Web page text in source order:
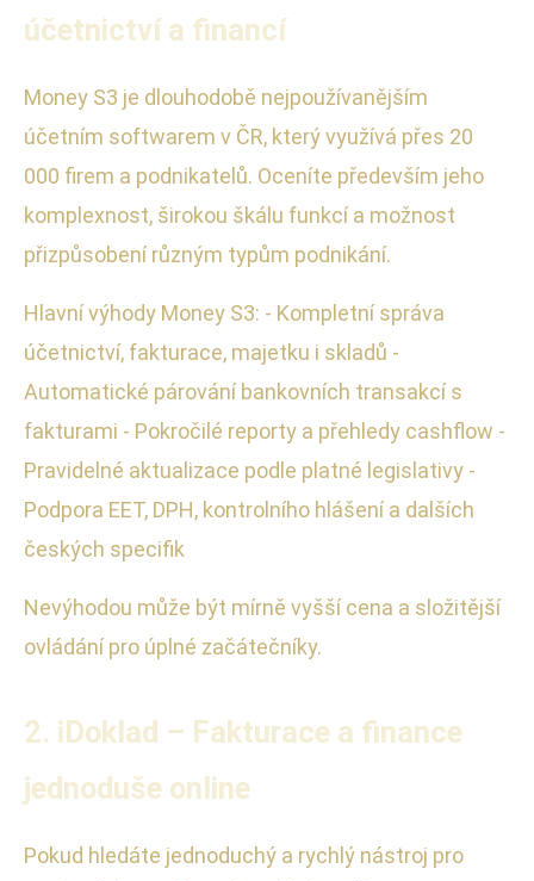
účetnictví a financí
Money S3 je dlouhodobě nejpoužívanějším
účetním softwarem v ČR, který využívá přes 20
000 firem a podnikatelů. Oceníte především jeho
komplexnost, širokou škálu funkcí a možnost
přizpůsobení různým typům podnikání.
Hlavní výhody Money S3: - Kompletní správa
účetnictví, fakturace, majetku i skladů -
Automatické párování bankovních transakcí s
fakturami - Pokročilé reporty a přehledy cashflow -
Pravidelné aktualizace podle platné legislativy -
Podpora EET, DPH, kontrolního hlášení a dalších
českých specifik
Nevýhodou může být mírně vyšší cena a složitější
ovládání pro úplné začátečníky.
2. iDoklad – Fakturace a finance
jednoduše online
Pokud hledáte jednoduchý a rychlý nástroj pro